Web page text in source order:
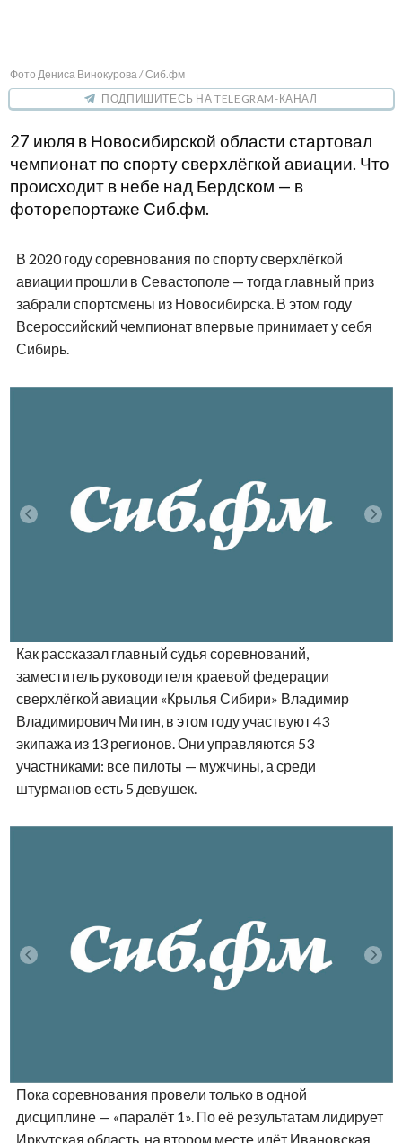
Фото Дениса Винокурова / Сиб.фм
ПОДПИШИТЕСЬ НА TELEGRAM-КАНАЛ
27 июля в Новосибирской области стартовал
чемпионат по спорту сверхлёгкой авиации. Что
происходит в небе над Бердском — в
фоторепортаже Сиб.фм.
В 2020 году соревнования по спорту сверхлёгкой
авиации прошли в Севастополе — тогда главный приз
забрали спортсмены из Новосибирска. В этом году
Всероссийский чемпионат впервые принимает у себя
Сибирь.
Как рассказал главный судья соревнований,
заместитель руководителя краевой федерации
сверхлёгкой авиации «Крылья Сибири» Владимир
Владимирович Митин, в этом году участвуют 43
экипажа из 13 регионов. Они управляются 53
участниками: все пилоты — мужчины, а среди
штурманов есть 5 девушек.
Пока соревнования провели только в одной
дисциплине — «паралёт 1». По её результатам лидирует
Иркутская область, на втором месте идёт Ивановская,